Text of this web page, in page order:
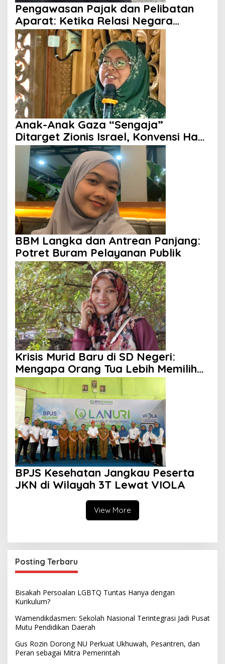
Pengawasan Pajak dan Pelibatan
Aparat: Ketika Relasi Negara
dengan Rakyat Dipertanyakan
Anak-Anak Gaza “Sengaja”
Ditarget Zionis Israel, Konvensi Hak
Anak Tak Berdaya
BBM Langka dan Antrean Panjang:
Potret Buram Pelayanan Publik
Krisis Murid Baru di SD Negeri:
Mengapa Orang Tua Lebih Memilih
Sekolah Swasta?
BPJS Kesehatan Jangkau Peserta
JKN di Wilayah 3T Lewat VIOLA
View More
Posting Terbaru
Bisakah Persoalan LGBTQ Tuntas Hanya dengan
Kurikulum?
Wamendikdasmen: Sekolah Nasional Terintegrasi Jadi Pusat
Mutu Pendidikan Daerah
Gus Rozin Dorong NU Perkuat Ukhuwah, Pesantren, dan
Peran sebagai Mitra Pemerintah